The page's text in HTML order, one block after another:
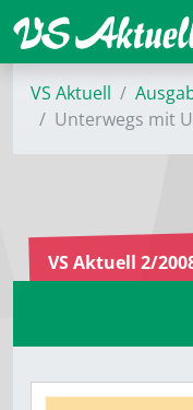
VS Aktuell
Unterwegs mit
VS Aktuell 2/